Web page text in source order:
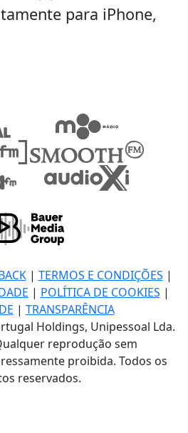
para iPhone,
| TERMOS E CONDIÇÕES |
| POLÍTICA DE COOKIES |
| TRANSPARÊNCIA
Holdings, Unipessoal Lda.
reprodução sem
proibida. Todos os
reservados.